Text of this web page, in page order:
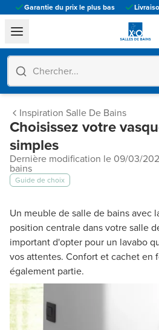
Garantie du prix le plus bas
Inspiration Salle De Bains
Choisissez votre
simples
Dernière modification le 09/03/
bains
Guide de choix
Un meuble de salle de bains avec
position centrale dans votre salle
important d'opter pour un lavabo
vos attentes. Confort et cachet en
également partie.